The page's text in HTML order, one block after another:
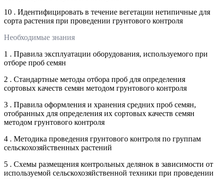
10 . Идентифицировать в течение вегетации нетипичные для
сорта растения при проведении грунтового контроля
Необходимые знания
1 . Правила эксплуатации оборудования, используемого при
отборе проб семян
2 . Стандартные методы отбора проб для определения
сортовых качеств семян методом грунтового контроля
3 . Правила оформления и хранения средних проб семян,
отобранных для определения их сортовых качеств семян
методом грунтового контроля
4 . Методика проведения грунтового контроля по группам
сельскохозяйственных растений
5 . Схемы размещения контрольных делянок в зависимости от
используемой сельскохозяйственной техники при проведении